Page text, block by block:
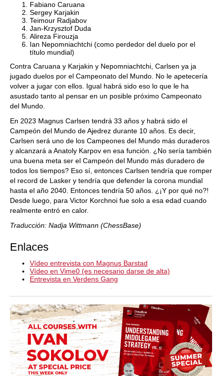
Fabiano Caruana
Sergey Karjakin
Teimour Radjabov
Jan-Krzysztof Duda
Alireza Firouzja
Ian Nepomniachtchi (como perdedor del duelo por el
título mundial)
Contra Caruana y Karjakin y Nepomniachtchi, Carlsen ya ja
jugado duelos por el Campeonato del Mundo. No le apetecería
volver a jugar con ellos. Igual habrá sido eso lo que le ha
asustado tanto al pensar en un posible próximo Campeonato
del Mundo.
En 2023 Magnus Carlsen tendrá 33 años y habrá sido el
Campeón del Mundo de Ajedrez durante 10 años. Es decir,
Carlsen será uno de los Campeones del Mundo más duraderos
y alcanzará a Anatoly Karpov en esa función. ¿No sería también
una buena meta ser el Campeón del Mundo más duradero de
todos los tiempos? Eso sí, entonces Carlsen tendría que romper
el record de Lasker y tendría que defender la corona mundial
hasta el año 2040. Entonces tendría 50 años. ¿¡Y por qué no?!
Desde luego, para Victor Korchnoi fue solo a esa edad cuando
realmente entró en calor.
Traducción: Nadja Wittmann (ChessBase)
Enlaces
Vídeo entrevista con Magnus Barstad
Vídeo en Vime0 (es necesario darse de alta)
Entrevista en Verdens Gang